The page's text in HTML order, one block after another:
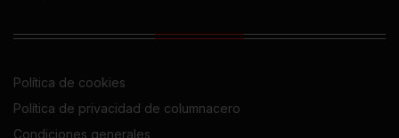
Política de cookies
Política de privacidad de columnacero
Condiciones generales